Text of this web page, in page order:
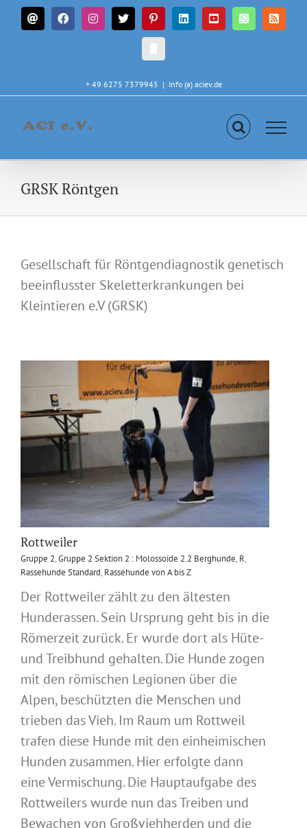
Zum
InhaltE-
Mail
FacebookInstagram
X PinterestLinkedInYouTubeWhatsApp
Rss
IN
+ 49 6275 7379945 | Info (a) aciev.de
GRSK Röntgen
Gesellschaft für Röntgendiagnostik genetisch
beeinflusster Skeletterkrankungen bei
Kleintieren e.V (GRSK)
Rottweiler
Gruppe 2,Gruppe 2 Sektion 2 : Molossoide 2.2 Berghunde, R,
Rassehunde Standard, Rassehunde von A bis Z
Der Rottweiler zählt zu den ältesten
Hunderassen. Sein Ursprung geht bis in die
Römerzeit zurück. Er wurde dort als Hüte-
und Treibhund gehalten. Die Hunde zogen
mit den römischen Legionen über die
Alpen, beschützten die Menschen und
trieben das Vieh. Im Raum um Rottweil
trafen diese Hunde mit den einheimischen
Hunden zusammen. Hier erfolgte dann
eine Vermischung. Die Hauptaufgabe des
Rottweilers wurde nun das Treiben und
Bewachen von Großviehherden und die